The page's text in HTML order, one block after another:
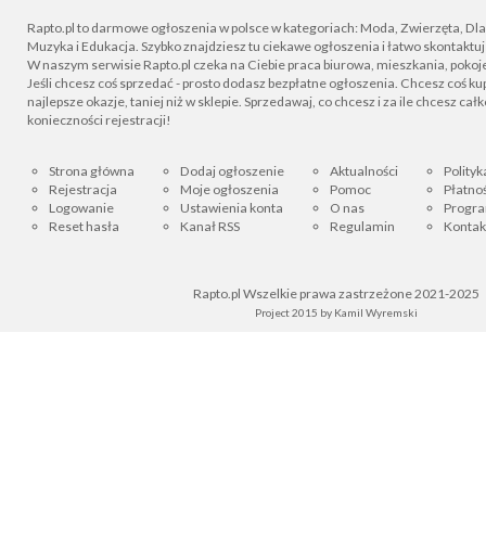
Rapto.pl to darmowe ogłoszenia w polsce w kategoriach: Moda, Zwierzęta, Dla
Muzyka i Edukacja. Szybko znajdziesz tu ciekawe ogłoszenia i łatwo
W naszym serwisie Rapto.pl czeka na Ciebie praca biurowa, mieszkania,
Jeśli chcesz coś sprzedać - prosto dodasz bezpłatne ogłoszenia. Chcesz coś
najlepsze okazje, taniej niż w sklepie. Sprzedawaj, co chcesz i za ile chcesz
konieczności rejestracji!
Strona główna
Rejestracja
Logowanie
Reset hasła
Dodaj ogłoszenie
Moje ogłoszenia
Ustawienia konta
Kanał RSS
Aktualności
Pomoc
O nas
Regulamin
Rapto.pl Wszelkie prawa zastrzeżone 2021-2025
Project 2015 by Kamil Wyremski